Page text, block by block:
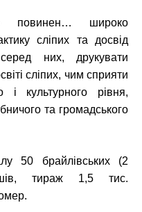
повинен… широко
сліпих та досвід
них, друкувати
сліпих, чим сприяти
і культурного рівня,
та громадського
50 брайлівських (2
тираж 1,5 тис.